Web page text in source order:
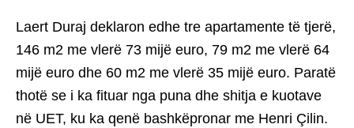
Laert Duraj deklaron edhe tre apartamente të tjerë,
146 m2 me vlerë 73 mijë euro, 79 m2 me vlerë 64
mijë euro dhe 60 m2 me vlerë 35 mijë euro. Paratë
thotë se i ka fituar nga puna dhe shitja e kuotave
në UET, ku ka qenë bashkëpronar me Henri Çilin.